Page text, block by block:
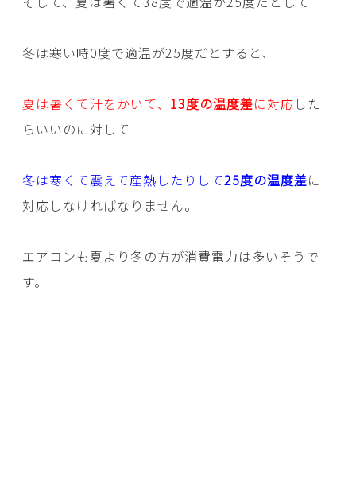
冬は寒い時0度で適温が25度だとすると、
夏は暑くて汗をかいて、 13度の温度差に対応 した
らいいのに対して
冬は寒くて震えて産熱したりして25度の温度差に
対応しなければなりません。
エアコンも夏より冬の方が消費電力は多いそうで
す。